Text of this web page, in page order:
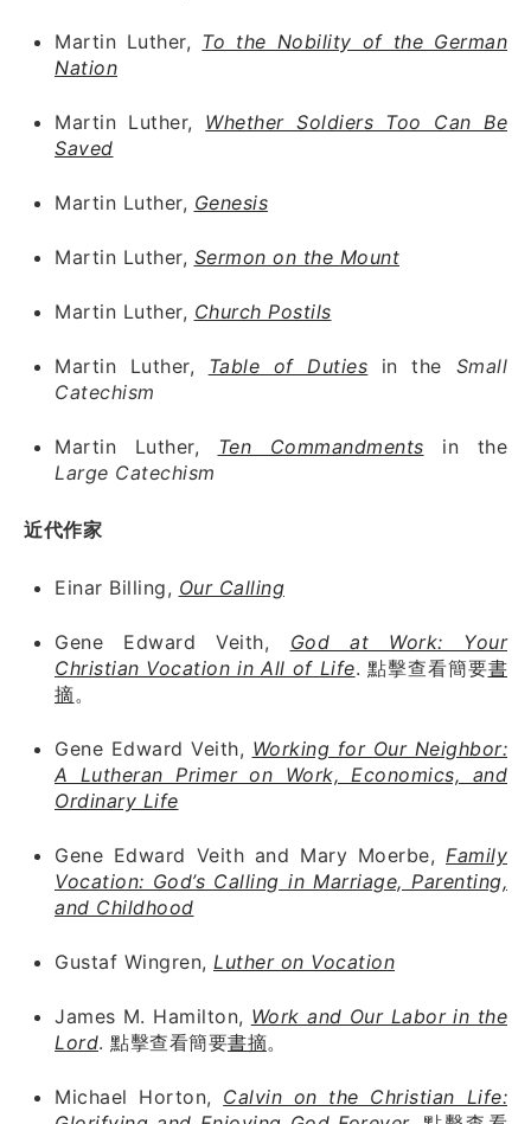
Martin Luther, To the Nobility of the German
Nation
Martin Luther,
Whether Soldiers Too Can Be
Saved
Martin Luther, Genesis
Martin Luther, Sermon on the Mount
Martin Luther, Church Postils
Martin Luther, Table of Duties in the Small
Catechism
Martin Luther, Ten Commandments
in the
Large Catechism
近代作家
Einar Billing, Our Calling
Gene Edward Veith, God at Work: Your
Christian Vocation in All of Life. 點擊查看簡要書
摘。
Gene Edward Veith, Working for Our Neighbor:
A Lutheran Primer on Work, Economics, and
Ordinary Life
Gene Edward Veith and Mary Moerbe, Family
Vocation: God’s Calling in Marriage, Parenting,
and Childhood
Gustaf Wingren, Luther on Vocation
James M. Hamilton, Work and Our Labor in the
Lord. 點擊查看簡要書摘。
Michael Horton, Calvin on the Christian Life: